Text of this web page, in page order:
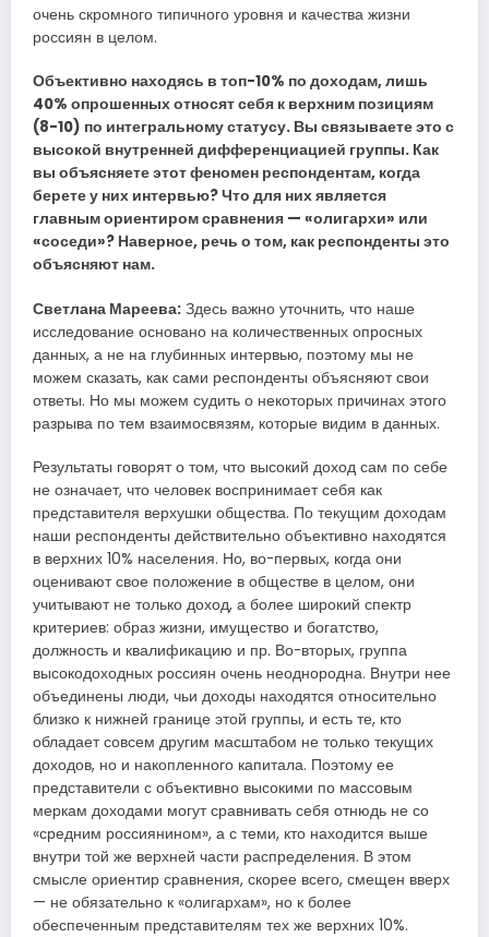
очень скромного типичного уровня и качества жизни
россиян в целом.
Объективно находясь в топ-10% по доходам, лишь
40% опрошенных относят себя к верхним позициям
(8-10) по интегральному статусу. Вы связываете это с
высокой внутренней дифференциацией группы. Как
вы объясняете этот феномен респондентам, когда
берете у них интервью? Что для них является
главным ориентиром сравнения — «олигархи» или
«соседи»? Наверное, речь о том, как респонденты это
объясняют нам.
Светлана Мареева: Здесь важно уточнить, что наше
исследование основано на количественных опросных
данных, а не на глубинных интервью, поэтому мы не
можем сказать, как сами респонденты объясняют свои
ответы. Но мы можем судить о некоторых причинах этого
разрыва по тем взаимосвязям, которые видим в данных.
Результаты говорят о том, что высокий доход сам по себе
не означает, что человек воспринимает себя как
представителя верхушки общества. По текущим доходам
наши респонденты действительно объективно находятся
в верхних 10% населения. Но, во-первых, когда они
оценивают свое положение в обществе в целом, они
учитывают не только доход, а более широкий спектр
критериев: образ жизни, имущество и богатство,
должность и квалификацию и пр. Во-вторых, группа
высокодоходных россиян очень неоднородна. Внутри нее
объединены люди, чьи доходы находятся относительно
близко к нижней границе этой группы, и есть те, кто
обладает совсем другим масштабом не только текущих
доходов, но и накопленного капитала. Поэтому ее
представители с объективно высокими по массовым
меркам доходами могут сравнивать себя отнюдь не со
«средним россиянином», а с теми, кто находится выше
внутри той же верхней части распределения. В этом
смысле ориентир сравнения, скорее всего, смещен вверх
— не обязательно к «олигархам», но к более
обеспеченным представителям тех же верхних 10%.